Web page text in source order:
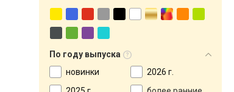
По году выпуска
новинки
2026 г.